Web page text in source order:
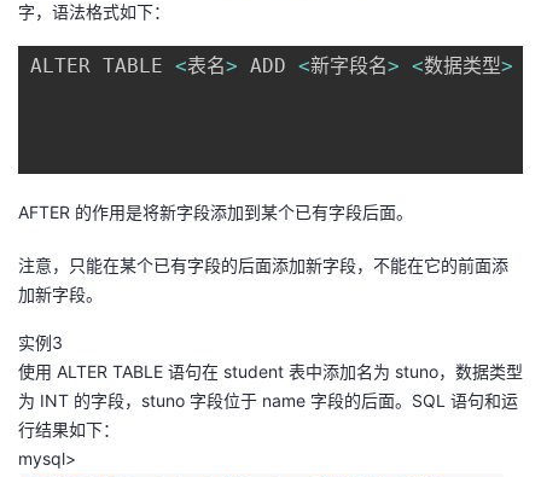
字，语法格式如下：
ALTER TABLE <表名> ADD <新字段名> <数据类型>
AFTER 的作用是将新字段添加到某个已有字段后面。
注意，只能在某个已有字段的后面添加新字段，不能在它的前面添
加新字段。
实例3
使用 ALTER TABLE 语句在 student 表中添加名为 stuno，数据类型
为 INT 的字段，stuno 字段位于 name 字段的后面。SQL 语句和运
行结果如下：
mysql>